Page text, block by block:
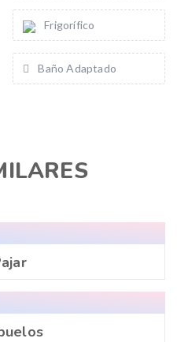
Frigorífico
Baño Adaptado